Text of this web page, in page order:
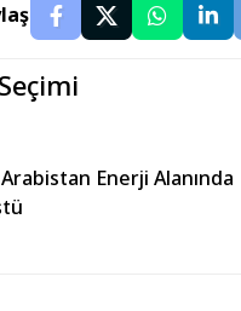
Enerji Alanında